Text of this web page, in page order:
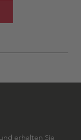
erhalten Sie